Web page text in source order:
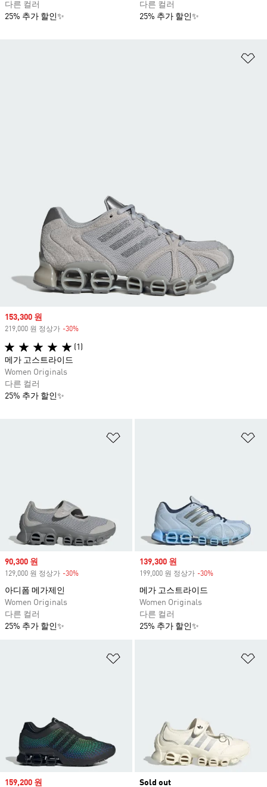
다른 컬러
25% 추가 할인✨
다른 컬러
25% 추가 할인✨
Sale price
90,300 원
129,000 원 정상가 -30%
아디폼 메가제인
Women Originals
다른 컬러
25% 추가 할인✨
Sale price
139,300 원
199,000 원 정상가 -30%
메가 고스트라이드
Women Originals
다른 컬러
25% 추가 할인✨
Sale price
159,200 원 Sold out
Sale price
153,300 원
219,000 원 정상가 -30%
(1)
메가 고스트라이드
Women Originals
다른 컬러
25% 추가 할인✨